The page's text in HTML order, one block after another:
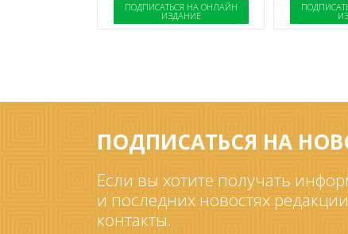
ПОДПИСАТЬСЯ НА ОНЛАЙН
ИЗДАНИЕ
ПОДПИСАТЬСЯ НА
Если вы хотите получать
и последних новостях
контакты.